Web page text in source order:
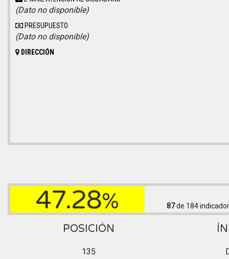
(Dato no disponible)
PRESUPUESTO
(Dato no disponible)
DIRECCIÓN
47.28% 87de 184
POSICIÓN
135